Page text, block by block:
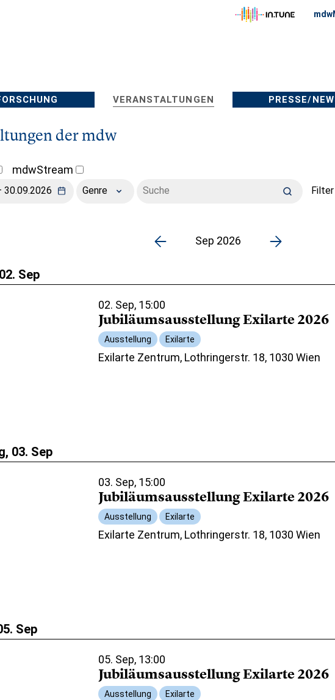
VERANSTALTUNGEN PRESSE/
der mdw
mdwStream
Genre
Sep 2026
Sep
02. Sep, 15:00
Jubiläumsausstellung Exilarte 2026
Ausstellung Exilarte
Exilarte Zentrum, Lothringerstr. 18, 1030 Wien
03. Sep
03. Sep, 15:00
Jubiläumsausstellung Exilarte 2026
Ausstellung Exilarte
Exilarte Zentrum, Lothringerstr. 18, 1030 Wien
Sep
05. Sep, 13:00
Jubiläumsausstellung Exilarte 2026
Ausstellung Exilarte